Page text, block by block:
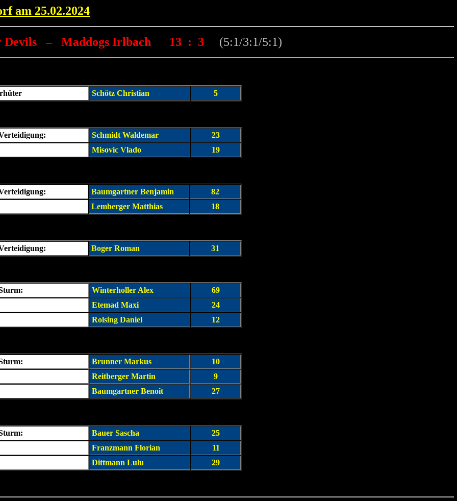
am 25.02.2024
Devils – Maddogs Irlbach 13: 3 (5:1/3:1/5:1)
Schötz Christian 5
Schmidt Waldemar
23
Misovic Vlado
19
Baumgartner Benjamin
82
Lemberger Matthias
18
Boger Roman 31
Winterholler Alex
69
Etemad Maxi
24
Rolsing Daniel
12
Brunner Markus
10
Reitberger Martin
9
Baumgartner Benoit
27
Bauer Sascha
25
Franzmann Florian
11
Dittmann Lulu
29